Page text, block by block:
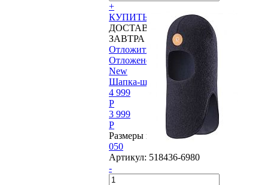
+
КУПИТЬ
ДОСТАВИМ
ЗАВТРА
Отложить
Отложено
New
Шапка-шлем Reima®, Kolo
4 999
P
3 999
P
Размеры в наличии:
050
Артикул: 518436-6980
-